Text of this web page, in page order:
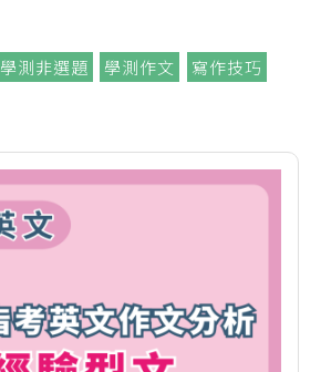
學測非選題 學測作文 寫作技巧